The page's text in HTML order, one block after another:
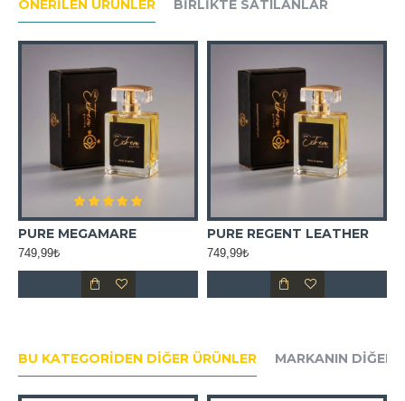
ÖNERILEN ÜRÜNLER BIRLIKTE SATILANLAR
PURE MEGAMARE
749,99₺
PURE REGENT LEATHER
749,99₺
BU KATEGORIDEN DIĞER ÜRÜNLER MARKANIN DIĞER